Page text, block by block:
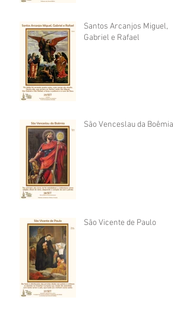
Santos Arcanjos Miguel,
Gabriel e Rafael
São Venceslau da Boêmia
São Vicente de Paulo